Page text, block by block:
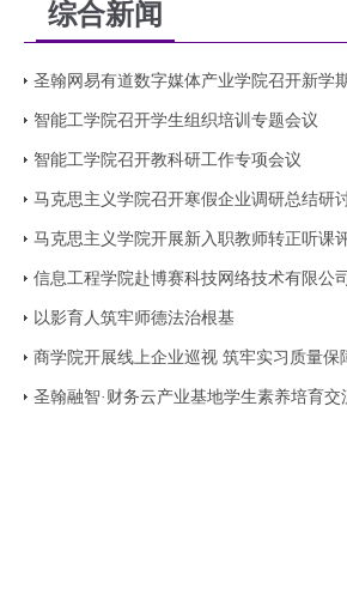
综合新闻
圣翰网易有道数字媒体产业学院召开新学
智能工学院召开学生组织培训专题会议
智能工学院召开教科研工作专项会议
马克思主义学院召开寒假企业调研总结研
马克思主义学院开展新入职教师转正听课
信息工程学院赴博赛科技网络技术有限公
以影育人筑牢师德法治根基
商学院开展线上企业巡视 筑牢实习质量保
圣翰融智·财务云产业基地学生素养培育交